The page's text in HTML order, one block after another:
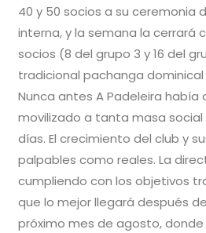
40 y 50 socios a su ceremonia
interna, y la semana la cerrará
socios (8 del grupo 3 y 16 del
tradicional pachanga dominical
Nunca antes A Padeleira había
movilizado a tanta masa
días. El crecimiento del club y
palpables como reales. La
cumpliendo con los objetivos
que lo mejor llegará después
próximo mes de agosto, donde